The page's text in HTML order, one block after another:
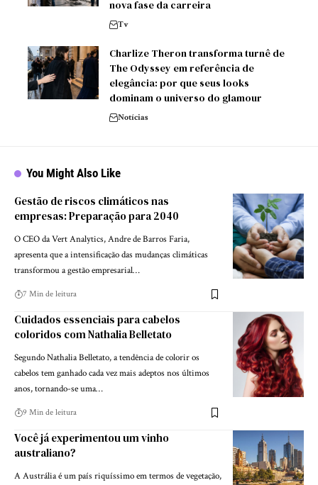
nova fase da carreira
Tv
Charlize Theron transforma turnê de
The Odyssey em referência de
elegância: por que seus looks
dominam o universo do glamour
Notícias
You Might Also Like
Gestão de riscos climáticos nas
empresas: Preparação para 2040
O CEO da Vert Analytics, Andre de Barros Faria,
apresenta que a intensificação das mudanças climáticas
transformou a gestão empresarial…
7 Min de leitura
Cuidados essenciais para cabelos
coloridos com Nathalia Belletato
Segundo Nathalia Belletato, a tendência de colorir os
cabelos tem ganhado cada vez mais adeptos nos últimos
anos, tornando-se uma…
9 Min de leitura
Você já experimentou um vinho
australiano?
A Austrália é um país riquíssimo em termos de vegetação,